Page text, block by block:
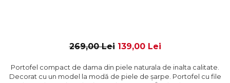
269,00 Lei 139,00 Lei
Portofel compact de dama din piele naturala de inalta calitate.
Decorat cu un model la modă de piele de șarpe. Portofel cu file